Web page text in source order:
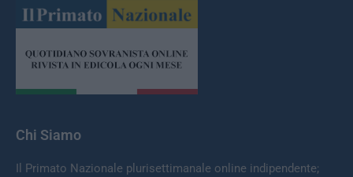
Chi Siamo
Il Primato Nazionale plurisettimanale online indipendente;